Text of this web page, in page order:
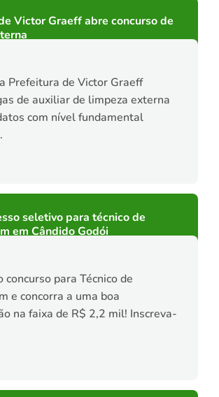
Victor Graeff abre concurso de
Prefeitura de Victor Graeff
de auxiliar de limpeza externa
com nível fundamental
seletivo para técnico de
em Cândido Godói
concurso para Técnico de
e concorra a uma boa
na faixa de R$ 2,2 mil! Inscreva-